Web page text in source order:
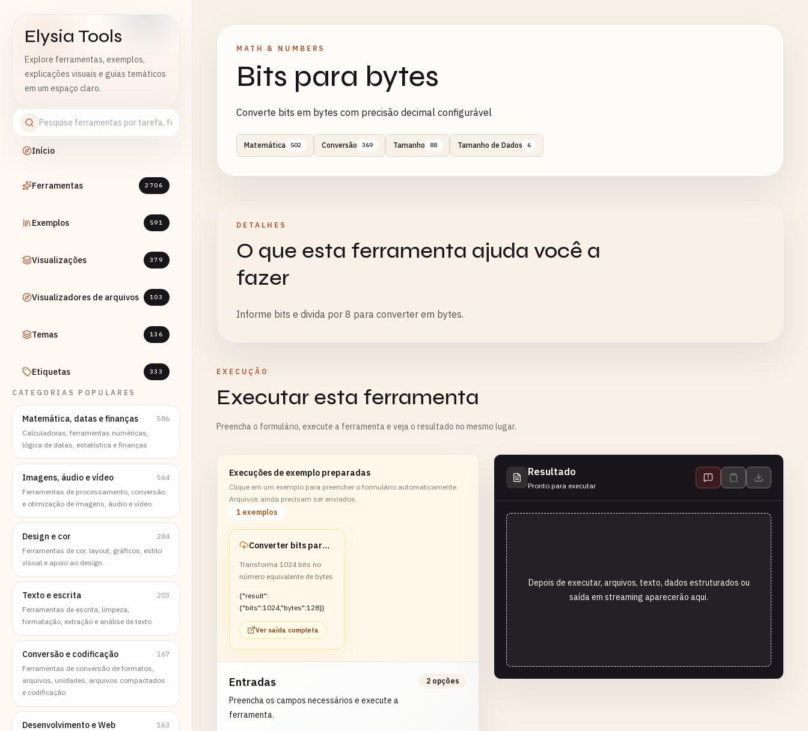
Elysia Tools
Explore ferramentas, exemplos,
explicações visuais e guias temáticos
em um espaço claro.
Início
Ferramentas 2706
Exemplos 591
Visualizações 379
Visualizadores de arquivos 103
Temas 136
Etiquetas 333
CATEGORIAS POPULARES
Matemática, datas e finanças
586
Calculadoras, ferramentas numéricas,
lógica de datas, estatística e finanças
Imagens, áudio e vídeo
564
Ferramentas de processamento, conversão
e otimização de imagens, áudio e vídeo
Design e cor
284
Ferramentas de cor, layout, gráficos, estilo
visual e apoio ao design
Texto e escrita
203
Ferramentas de escrita, limpeza,
formatação, extração e análise de texto
Conversão e codificação
167
Ferramentas de conversão de formatos,
arquivos, unidades, arquivos compactados
e codificação
Desenvolvimento e Web
163
MATH & NUMBERS
Bits para bytes
Converte bits em bytes com precisão decimal configurável
Matemática 502 Conversão 369 Tamanho 88 Tamanho de Dados 6
DETALHES
O que esta ferramenta ajuda você a
fazer
Informe bits e divida por 8 para converter em bytes.
EXECUÇÃO
Executar esta ferramenta
Preencha o formulário, execute a ferramenta e veja o resultado no mesmo lugar.
Execuções de exemplo preparadas
Clique em um exemplo para preencher o formulário automaticamente.
Arquivos ainda precisam ser enviados.
1 exemplos
Converter bits para bytes
Transforma 1024 bits no
número equivalente de bytes
{"result":
{"bits":1024,"bytes":128}}
Ver saída completa
Entradas
Preencha os campos necessários e execute a
ferramenta.
2 opções
Resultado
Pronto para executar
Depois de executar, arquivos, texto, dados estruturados ou
saída em streaming aparecerão aqui.